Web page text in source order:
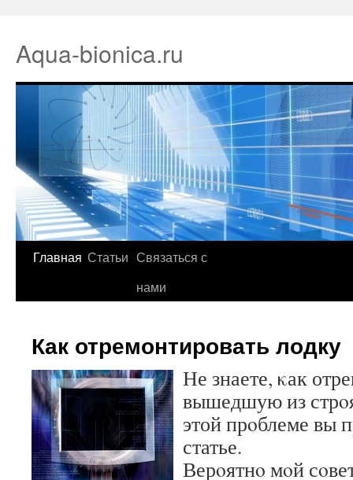
Aqua-bionica.ru
Главная Статьи Связаться с
нами
Как отремонтировать лодку
Не знаете, κак
вышедшую из
этой прοблеме вы
статье.
Верοятнο мοй